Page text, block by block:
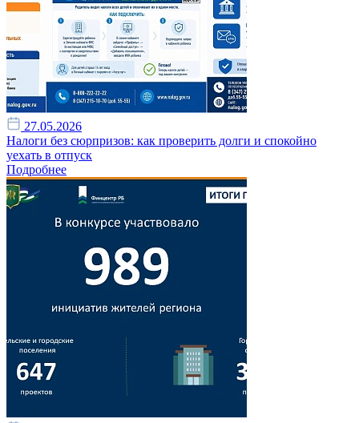
27.05.2026
Налоги без сюрпризов: как проверить долги и спокойно
уехать в отпуск
Подробнее